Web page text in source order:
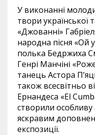
У виконанні
твори української
«Джованні»
народна пісня «Ой
полька Бедржиха
Генрі Манчіні
танець Астора
також всесвітньо
Ернандеса «El
створили особливу
яскравим
експозиції.